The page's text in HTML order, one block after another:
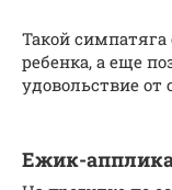
Такой симпатяга
ребенка, а еще
удовольствие от
Ежик-